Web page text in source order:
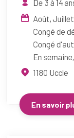
De 3 à 14
Août Juillet
Congé de
Congé
En
1180 Uccle
En savoir